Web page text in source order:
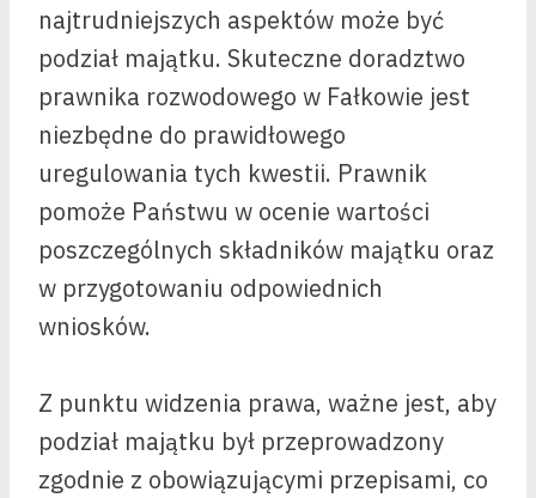
najtrudniejszych aspektów może być
podział majątku. Skuteczne doradztwo
prawnika rozwodowego w Fałkowie jest
niezbędne do prawidłowego
uregulowania tych kwestii. Prawnik
pomoże Państwu w ocenie wartości
poszczególnych składników majątku oraz
w przygotowaniu odpowiednich
wniosków.
Z punktu widzenia prawa, ważne jest, aby
podział majątku był przeprowadzony
zgodnie z obowiązującymi przepisami, co